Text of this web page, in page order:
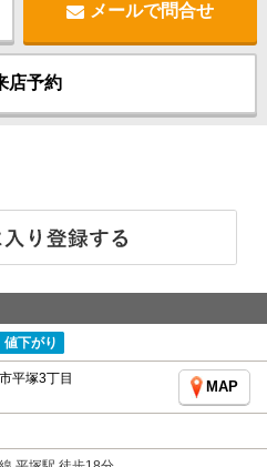
メールで問合せ
店予約
値下がり
平塚3丁目
MAP